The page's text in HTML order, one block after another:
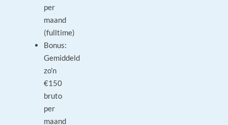
per
maand
(fulltime)
Bonus:
Gemiddeld
zo'n
€150
bruto
per
maand